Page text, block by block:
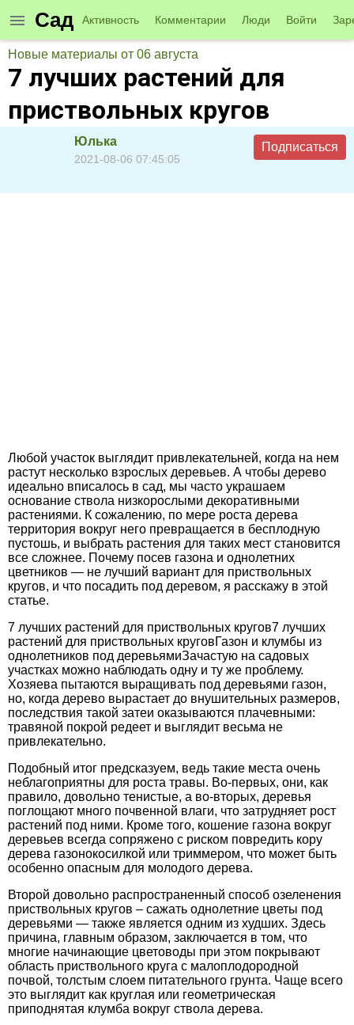
Сад Активность Комментарии Люди Войти
Новые материалы от 06 августа
7 лучших растений для
приствольных кругов
Юлька
2021-08-06 07:45:05
Подписаться
Любой участок выглядит привлекательней, когда на нем
растут несколько взрослых деревьев. А чтобы дерево
идеально вписалось в сад, мы часто украшаем
основание ствола низкорослыми декоративными
растениями. К сожалению, по мере роста дерева
территория вокруг него превращается в бесплодную
пустошь, и выбрать растения для таких мест становится
все сложнее. Почему посев газона и однолетних
цветников — не лучший вариант для приствольных
кругов, и что посадить под деревом, я расскажу в этой
статье.
7 лучших растений для приствольных кругов7 лучших
растений для приствольных круговГазон и клумбы из
однолетников под деревьямиЗачастую на садовых
участках можно наблюдать одну и ту же проблему.
Хозяева пытаются выращивать под деревьями газон,
но, когда дерево вырастает до внушительных размеров,
последствия такой затеи оказываются плачевными:
травяной покрой редеет и выглядит весьма не
привлекательно.
Подобный итог предсказуем, ведь такие места очень
неблагоприятны для роста травы. Во-первых, они, как
правило, довольно тенистые, а во-вторых, деревья
поглощают много почвенной влаги, что затрудняет рост
растений под ними. Кроме того, кошение газона вокруг
деревьев всегда сопряжено с риском повредить кору
дерева газонокосилкой или триммером, что может быть
особенно опасным для молодого дерева.
Второй довольно распространенный способ озеленения
приствольных кругов – сажать однолетние цветы под
деревьями — также является одним из худших. Здесь
причина, главным образом, заключается в том, что
многие начинающие цветоводы при этом покрывают
область приствольного круга с малоплодородной
почвой, толстым слоем питательного грунта. Чаще всего
это выглядит как круглая или геометрическая
приподнятая клумба вокруг ствола дерева.